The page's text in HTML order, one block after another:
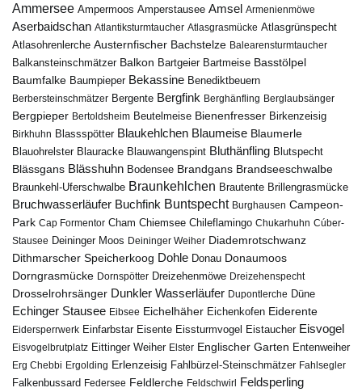
Ammersee Ampermoos Amperstausee Amsel Armenienmöwe
Aserbaidschan Atlantiksturmtaucher Atlasgrasmücke Atlasgrünspecht
Atlasohrenlerche Austernfischer Bachstelze Balearensturmtaucher
Balkansteinschmätzer Balkon Bartgeier Bartmeise Basstölpel
Baumfalke Baumpieper Bekassine Benediktbeuern
Berbersteinschmätzer Bergente Bergfink Berghänfling Berglaubsänger
Bergpieper Bertoldsheim Beutelmeise Bienenfresser Birkenzeisig
Birkhuhn Blassspötter Blaukehlchen Blaumeise Blaumerle
Blauohrelster Blauracke Blauwangenspint Bluthänfling Blutspecht
Blässgans Blässhuhn Bodensee Brandgans Brandseeschwalbe
Braunkehl-Uferschwalbe Braunkehlchen Brautente Brillengrasmücke
Bruchwasserläufer Buchfink Buntspecht Burghausen Campeon-
Park Cap Formentor Cham Chiemsee Chileflamingo Chukarhuhn Cúber-
Stausee Deininger Moos Deininger Weiher Diademrotschwanz
Dithmarscher Speicherkoog Dohle Donau Donaumoos
Dorngrasmücke Dornspötter Dreizehenmöwe Dreizehenspecht
Drosselrohrsänger Dunkler Wasserläufer Dupontlerche Düne
Echinger Stausee Eibsee Eichelhäher Eichenkofen Eiderente
Eidersperrwerk Einfarbstar Eisente Eissturmvogel Eistaucher Eisvogel
Eisvogelbrutplatz Eittinger Weiher Elster Englischer Garten Entenweiher
Erg Chebbi Ergolding Erlenzeisig Fahlbürzel-Steinschmätzer Fahlsegler
Falkenbussard Federsee Feldlerche Feldschwirl Feldsperling